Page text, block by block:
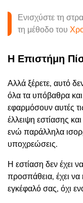
Ενισχύστε τη
τη μέθοδο του
Η Επιστήμη
Αλλά ξέρετε, αυτό
όλα τα υπόβαθρα
εφαρμόσουν αυτές
έλλειψη εστίασης
ενώ παράλληλα
υποχρεώσεις.
Η εστίαση δεν έχει
προσπάθεια, έχει να
εγκέφαλό σας, όχι